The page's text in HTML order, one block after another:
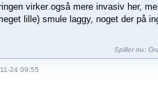
virker også mere invasiv her,
lille) smule laggy, noget der på
Spiller nu:
24 09:55